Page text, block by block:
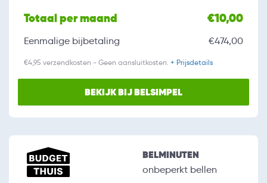
Totaal per maand €10,00
Eenmalige bijbetaling €474,00
€4,95 verzendkosten - Geen aansluitkosten. + Prijsdetails
BEKIJK BIJ BELSIMPEL
BELMINUTEN
onbeperkt bellen